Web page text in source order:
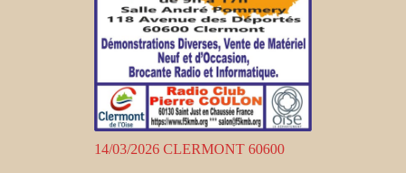
14/03/2026 CLERMONT 60600